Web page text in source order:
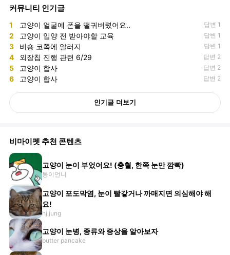
커뮤니티 인기글
1 고양이 얼굴에 폰을 떨궈버렸어요.. 답변 1
2 고양이 입양 전 받아야할 교육 답변 1
3 비숑 코쪽에 알러지 답변 1
4 외장칩 진행 관련 6/29 답변 2
5 고양이 합사 답변 2
6 고양이 합사 답변 2
인기글 더보기
비마이펫 추천 콘텐츠
고양이 눈이 부었어요! (충혈, 한쪽 눈만 깜빡)
몽이언니
고양이 포도막염, 눈이 빨갛거나 까매지면 의심해야 해
요!
hj.jung
고양이 눈병, 종류와 증상을 알아보자
butter pancake